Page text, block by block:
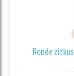
Ronde